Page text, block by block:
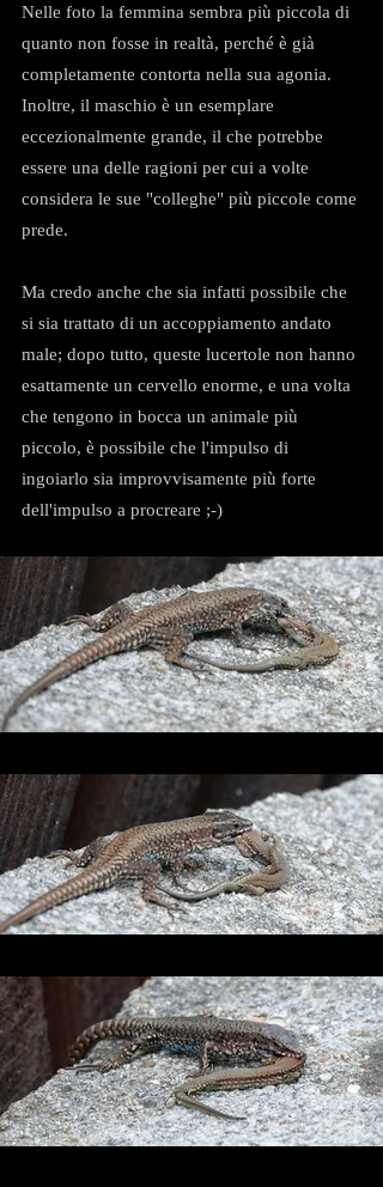
Nelle foto la femmina sembra più piccola di
quanto non fosse in realtà, perché è già
completamente contorta nella sua agonia.
Inoltre, il maschio è un esemplare
eccezionalmente grande, il che potrebbe
essere una delle ragioni per cui a volte
considera le sue "colleghe" più piccole come
prede.
Ma credo anche che sia infatti possibile che
si sia trattato di un accoppiamento andato
male; dopo tutto, queste lucertole non hanno
esattamente un cervello enorme, e una volta
che tengono in bocca un animale più
piccolo, è possibile che l'impulso di
ingoiarlo sia improvvisamente più forte
dell'impulso a procreare ;-)